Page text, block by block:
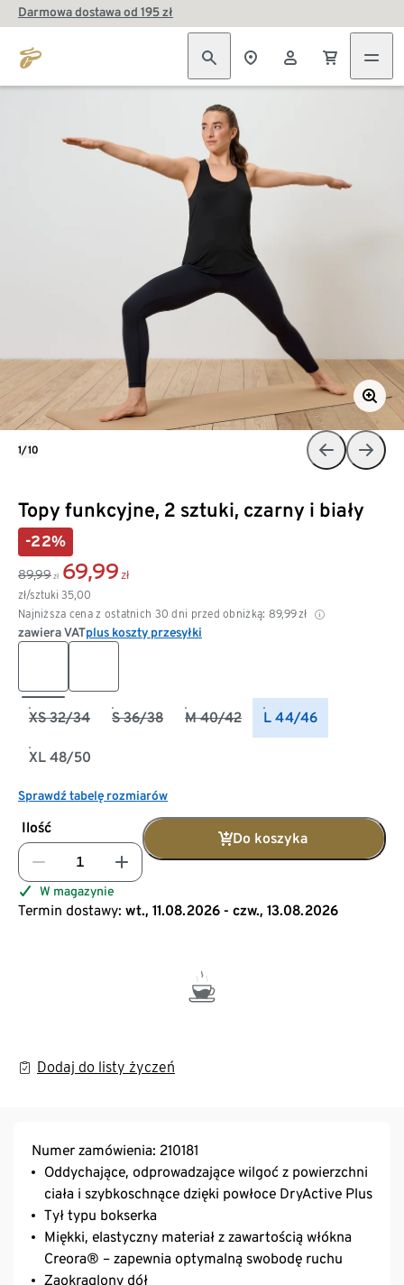
Darmowa dostawa od 195 zł
Topy funkcyjne, 2 sztuki, czarny i biały
-22%
89,99 zł 69,99 zł
zł/sztuki 35,00
Najniższa cena z ostatnich 30 dni przed obniżką: 89,99 zł
zawiera VATplus koszty przesyłki
XS 32/34 S 36/38 M 40/42 L 44/46
XL 48/50
Sprawdź tabelę rozmiarów
Ilość
Do koszyka
W magazynie
Termin dostawy: wt., 11.08.2026 - czw., 13.08.2026
Dodaj do listy życzeń
1/10
Numer zamówienia: 210181
Oddychające, odprowadzające wilgoć z powierzchni
ciała i szybkoschnące dzięki powłoce DryActive Plus
Tył typu bokserka
Miękki, elastyczny materiał z zawartością włókna
Creora® – zapewnia optymalną swobodę ruchu
Zaokrąglony dół